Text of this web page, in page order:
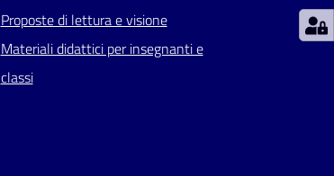
Proposte di lettura e visione
Materiali didattici per insegnanti e
classi